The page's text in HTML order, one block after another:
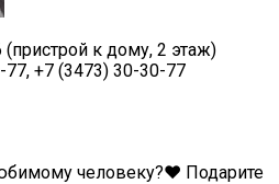
(пристрой к дому, 2 этаж)
+7 (3473) 30-30-77
человеку?❤ Подарите